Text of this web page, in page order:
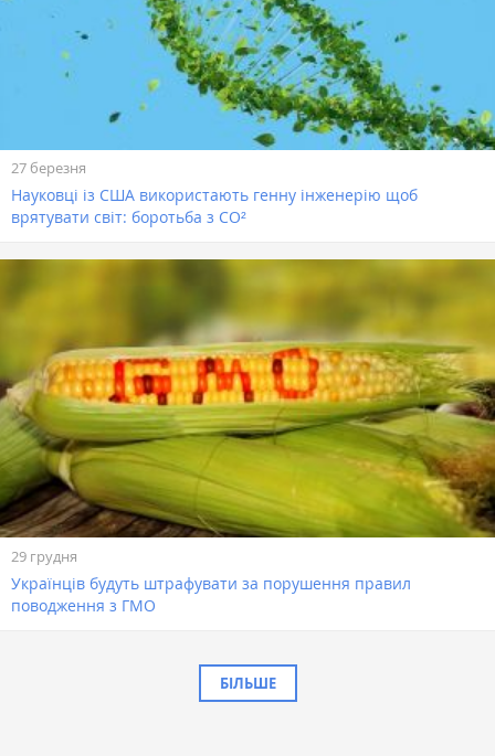
27 березня
Науковці із США використають генну інженерію щоб
врятувати світ: боротьба з CO²
29 грудня
Українців будуть штрафувати за порушення правил
поводження з ГМО
БІЛЬШЕ